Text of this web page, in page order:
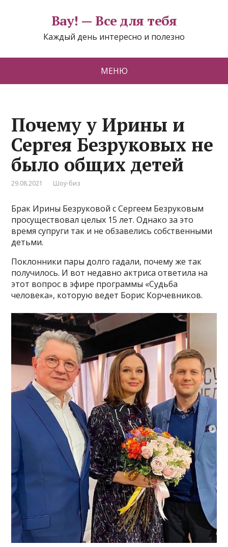
Вау! — Все для тебя
Каждый день интересно и полезно
МЕНЮ
Почему у Ирины и
Сергея Безруковых не
было общих детей
29.08.2021 Шоу-биз
Брак Ирины Безруковой с Сергеем Безруковым
просуществовал целых 15 лет. Однако за это
время супруги так и не обзавелись собственными
детьми.
Поклонники пары долго гадали, почему же так
получилось. И вот недавно актриса ответила на
этот вопрос в эфире программы «Судьба
человека», которую ведет Борис Корчевников.